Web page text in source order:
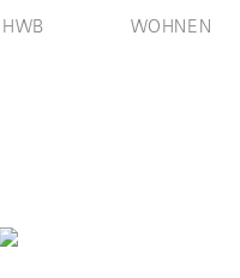
HWB WOHNEN